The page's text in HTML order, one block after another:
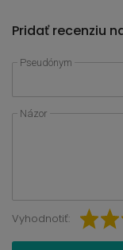
Pridať recenziu
Pseudónym
Názor
Vyhodnotiť: